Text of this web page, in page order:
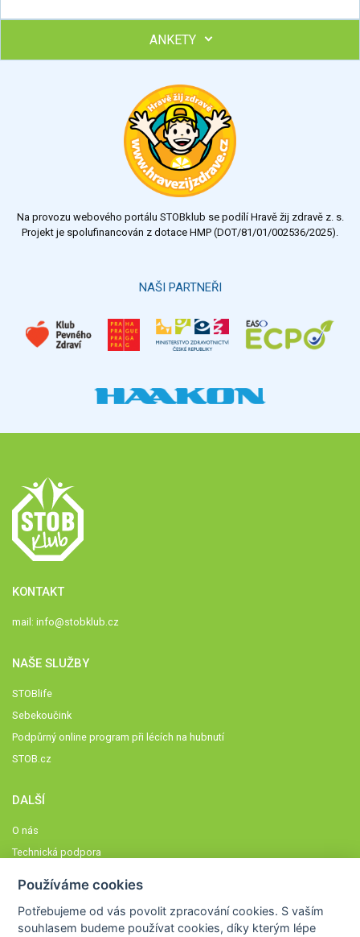
ANKETY
Výsledky Všechny ankety
Na provozu webového portálu STOBklub se podílí Hravě žij zdravě z. s.
Projekt je spolufinancován z dotace HMP (DOT/81/01/002536/2025).
NAŠI PARTNEŘI
KONTAKT
mail: info@stobklub.cz
NAŠE SLUŽBY
STOBlife
Sebekoučink
Podpůrný online program při lécích na hubnutí
STOB.cz
DALŠÍ
O nás
Technická podpora
Členové STOBklubu
Používáme cookies
Potřebujeme od vás povolit zpracování cookies. S vaším
souhlasem budeme používat cookies, díky kterým lépe